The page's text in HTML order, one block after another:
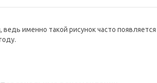
именно такой рисунок часто